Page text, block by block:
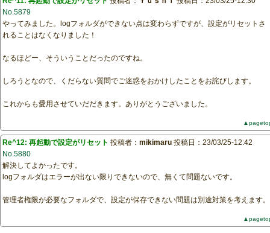
No.5879
やってみました。logフォルダができない点は変わらずですが、設定がリセットさ
れることはなくなりました！
なるほどー、そういうことだったのですね。
しろうとなので、くだらない質問でご迷惑をおかけしたことをお詫びします。
これからも愛用させていだだきます。ありがとうございました。
Re^12: 再起動で設定がリセット 投稿者： mikimaru 投稿日：23/03/25-12:42
No.5880
解決してよかったです。
logフォルダはエラーが出ない限りできないので、無くて問題ないです。
管理者権限が必要なフォルダで、設定が保存できない問題は別途対策を考えます。